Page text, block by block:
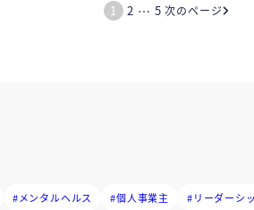
1 2 … 5 次のページ
#メンタルヘルス #個人事業主 #リーダーシ